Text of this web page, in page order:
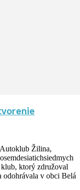
Žilina,
ktorý združoval
v obci Belá